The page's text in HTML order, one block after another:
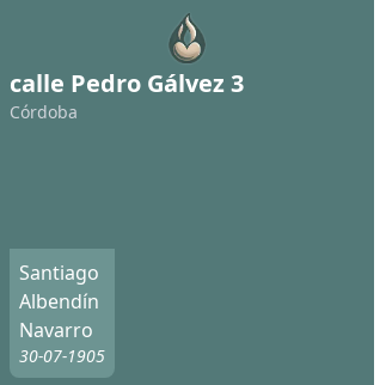
calle Pedro Gálvez 3
Córdoba
Santiago
Albendín
Navarro
30-07-1905